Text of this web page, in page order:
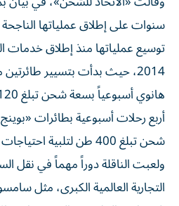
سنوات على إطلاق عملياتها
توسيع عملياتها منذ إطلاق خدمات
شحن تبلغ 400 طن لتلبية احتياجات السوق المتنامية.
ولعبت الناقلة دوراً مهماً في نقل
التجارية العالمية الكبرى، مثل